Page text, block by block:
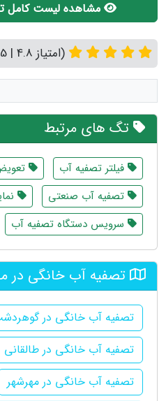
مشاهده لیست کامل
(امتیاز 4.8 | 1665 رای)
تگ های مرتبط
فیلتر تصفیه آب
تصفیه آب صنعتی
سرویس دستگاه تصفیه آب
تصفیه آب خانگی در
تصفیه آب خانگی در
تصفیه آب خانگی در طالقانی
تصفیه آب خانگی در مهرشهر